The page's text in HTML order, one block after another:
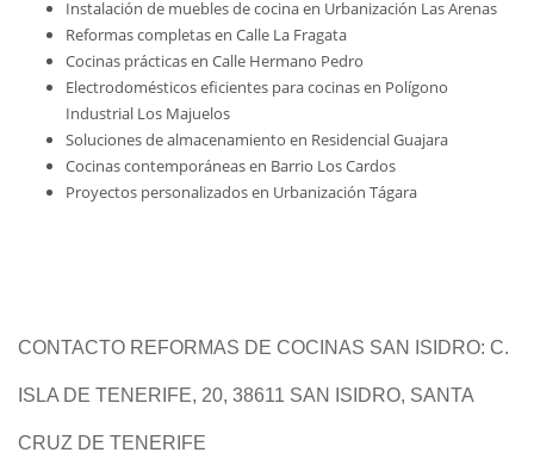
Instalación de muebles de cocina en Urbanización Las Arenas
Reformas completas en Calle La Fragata
Cocinas prácticas en Calle Hermano Pedro
Electrodomésticos eficientes para cocinas en Polígono
Industrial Los Majuelos
Soluciones de almacenamiento en Residencial Guajara
Cocinas contemporáneas en Barrio Los Cardos
Proyectos personalizados en Urbanización Tágara
CONTACTO REFORMAS DE COCINAS SAN ISIDRO: C.
ISLA DE TENERIFE, 20, 38611 SAN ISIDRO, SANTA
CRUZ DE TENERIFE